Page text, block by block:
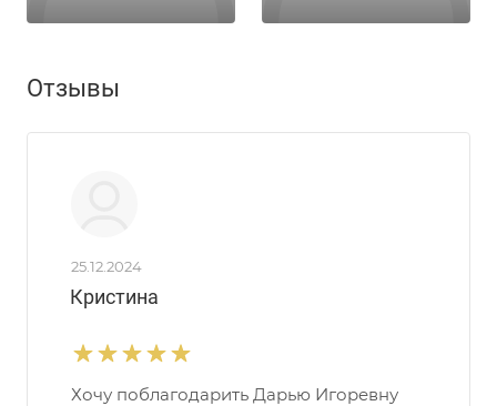
Отзывы
25.12.2024
Кристина
Хочу поблагодарить Дарью Игоревну